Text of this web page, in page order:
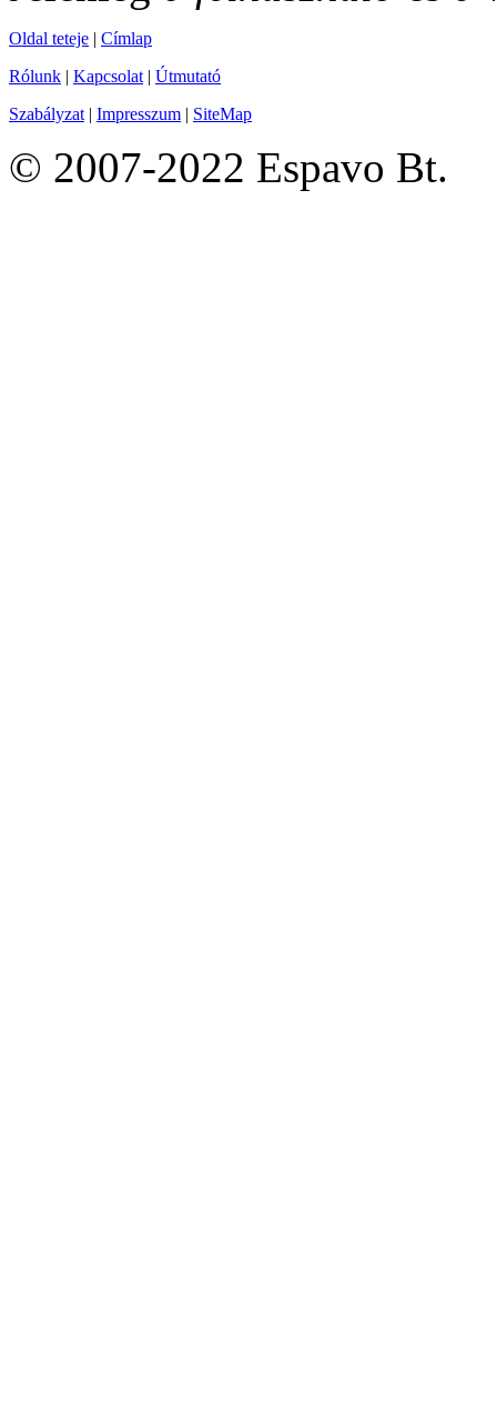
Oldal teteje | Címlap
Rólunk | Kapcsolat | Útmutató
Szabályzat | Impresszum | SiteMap
© 2007-2022 Espavo Bt.